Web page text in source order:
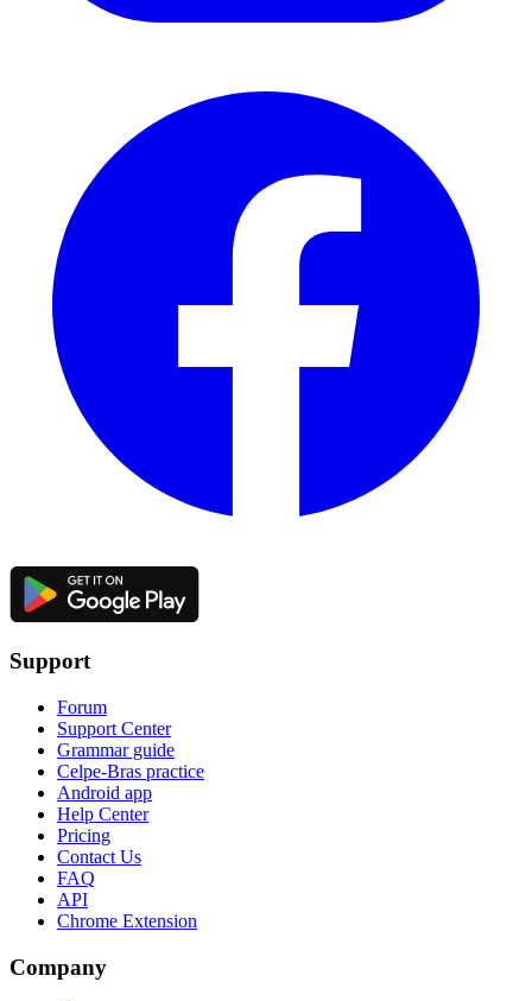
Support
Forum
Support Center
Grammar guide
Celpe-Bras practice
Android app
Help Center
Pricing
Contact Us
FAQ
API
Chrome Extension
Company